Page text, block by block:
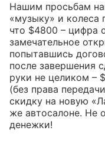
Нашим просьбам
«музыку» и колеса
что $4800 – цифра
замечательное
попытавшись
после завершения
руки не целиком –
(без права
скидку на новую
же автосалоне. Не
денежки!